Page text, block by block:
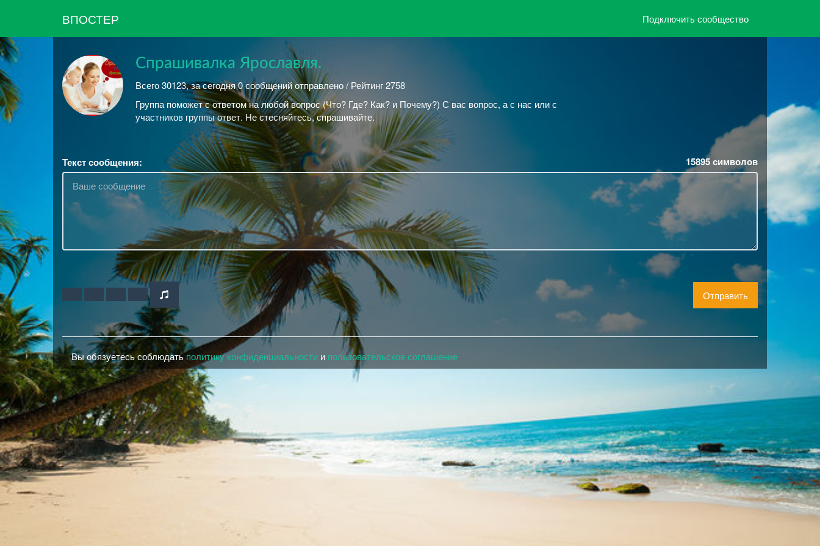
ВПОСТЕР Подключить сообщество
Спрашивалка Ярославля.
Всего 30123, за сегодня 0 сообщений отправлено / Рейтинг 2758
Группа поможет с ответом на любой вопрос (Что? Где? Как? и Почему?) С вас вопрос, а с нас или с
участников группы ответ. Не стесняйтесь, спрашивайте.
Текст сообщения: 15895символов
Отправить
Вы обязуетесь соблюдатьполитику конфиденциальности и пользовательское соглашение